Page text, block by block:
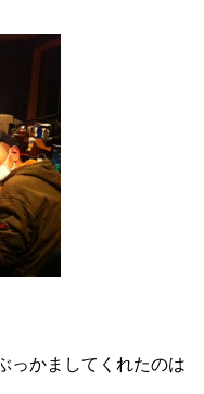
っかましてくれたのは